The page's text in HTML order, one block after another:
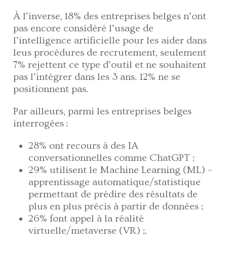
À l’inverse, 18% des entreprises belges n’ont
pas encore considéré l’usage de
l’intelligence artificielle pour les aider dans
leus procédures de recrutement, seulement
7% rejettent ce type d’outil et ne souhaitent
pas l’intégrer dans les 3 ans. 12% ne se
positionnent pas.
Par ailleurs, parmi les entreprises belges
interrogées :
28% ont recours à des IA
conversationnelles comme ChatGPT ;
29% utilisent le Machine Learning (ML) –
apprentissage automatique/statistique
permettant de prédire des résultats de
plus en plus précis à partir de données ;
26% font appel à la réalité
virtuelle/metaverse (VR) ;.